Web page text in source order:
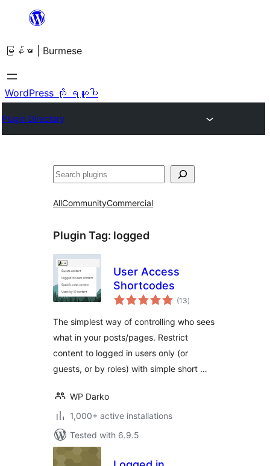
အကြောင်းအရာ
ကျော်သွား
ရန်
မြန်မာ | Burmese
WordPress ကို ရယူပါ
Plugin Directory
ရှာ
AllCommunityCommercial
Plugin Tag: logged
User Access
Shortcodes
(13total
ratings
)
The simplest way of controlling who sees
what in your posts/pages. Restrict
content to logged in users only (or
guests, or by roles) with simple short …
WP Darko
1,000+ active installations
Tested with 6.9.5